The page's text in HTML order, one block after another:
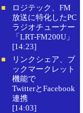
■
ロジテック、FM
放送に特化したPC
ラジオチューナー
「LRT-FM200U」
[14:23]
■
リンクシェア、ブ
ックマークレット
機能で
TwitterとFacebook
連携
[14:03]